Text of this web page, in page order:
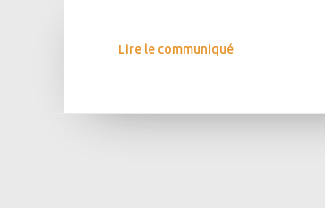
Lire le communiqué